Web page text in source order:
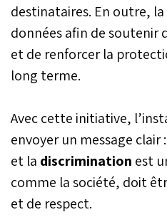
destinataires. En outre, la
données afin de soutenir
et de renforcer la
long terme.
Avec cette initiative,
envoyer un message
et la discrimination est
comme la société, doit
et de respect.